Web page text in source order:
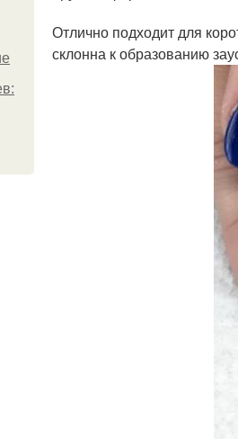
Отлично подходит для
склонна к образованию